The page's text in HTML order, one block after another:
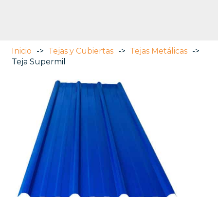
Inicio -> Tejas y Cubiertas -> Tejas Metálicas ->
Teja Supermil